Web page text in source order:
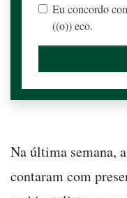
Eu concordo
((o)) eco.
Na última semana,
contaram com